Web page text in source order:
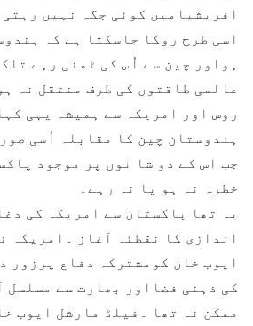
افریشیامیں کوئی جگہ نہیں
اسی طرح روکا جاسکتا ہے کہ
ہواور چین سے اُس کی ٹھنی رہے
عالمی طاقتوں کی طرف منتقل نہ
روس اور امریکہ سے ہمیشہ یہی
ہندوستان چین کا مقابلہ اُسی
جب اس کے دو شا نوں پر موجود
خطرہ نہ ہو یا نہ رہے۔
یہ تھا پاکستان سے امریکہ کی
اندازی کا نقطئہ آغاز ۔امریکہ
ایوب خان کومشترکہ دفاع پرزور
کی ذہنی فضااور بھارت سے مسلسل
ممکن نہ تھا ۔فیلڈ مارشل ایوب